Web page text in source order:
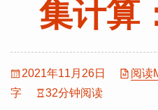
集计算
2021年11月26日 阅读
字
32分钟阅读